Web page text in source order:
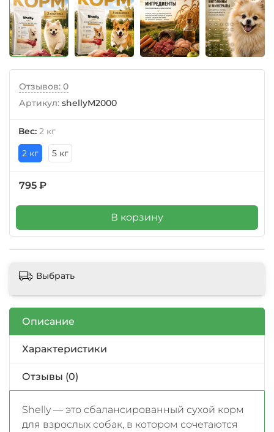
Отзывов: 0
Артикул: shellyM2000
Вес: 2 кг
2 кг
5 кг
795 ₽
В корзину
Выбрать
Описание
Характеристики
Отзывы (0)
Shelly — это сбалансированный сухой корм
для взрослых собак, в котором сочетаются